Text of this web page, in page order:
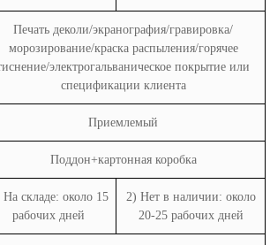
Печать деколи/экранография/гравировка/
морозирование/краска распыления/горячее
электрогальваническое покрытие или
спецификации клиента
Приемлемый
Поддон+картонная коробка
На складе: около 15
рабочих дней
2) Нет в наличии: около
20-25 рабочих дней